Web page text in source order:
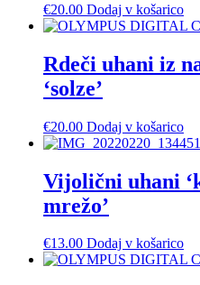
€20.00 Dodaj v košarico
Rdeči uhani iz
‘solze’
€20.00 Dodaj v košarico
Vijolični uhani
mrežo’
€13.00 Dodaj v košarico